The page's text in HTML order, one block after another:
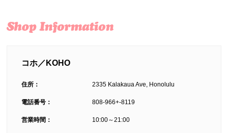
コホ／KOHO
住所： 2335 Kalakaua Ave, Honolulu
電話番号： 808-966+-8119
営業時間： 10:00～21:00